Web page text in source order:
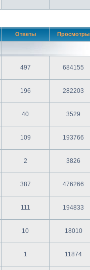
Ответы Просмотры
497 684155
196 282203
40 3529
109 193766
2 3826
387 476266
111 194833
10 18010
1 11874